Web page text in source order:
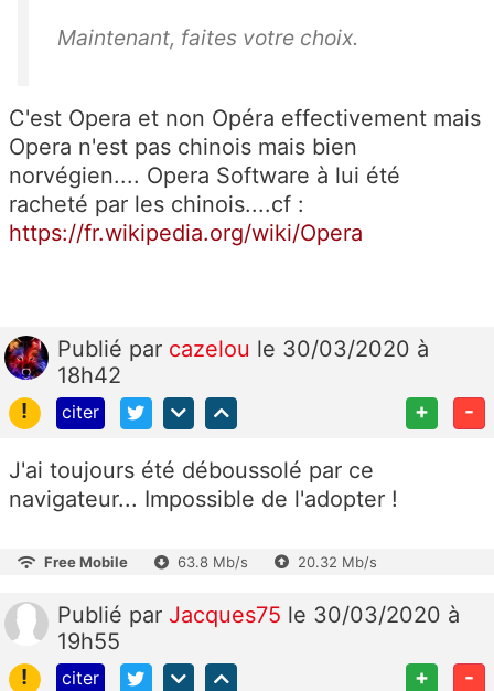
Maintenant, faites votre choix.
C'est Opera et non Opéra effectivement mais
Opera n'est pas chinois mais bien
norvégien.... Opera Software à lui été
racheté par les chinois....cf :
https://fr.wikipedia.org/wiki/Opera
Publié par cazelou le 30/03/2020 à
18h42
!
citer + -
J'ai toujours été déboussolé par ce
navigateur... Impossible de l'adopter !
Free Mobile 63.8 Mb/s 20.32 Mb/s
Publié par Jacques75 le 30/03/2020 à
19h55
!
citer + -